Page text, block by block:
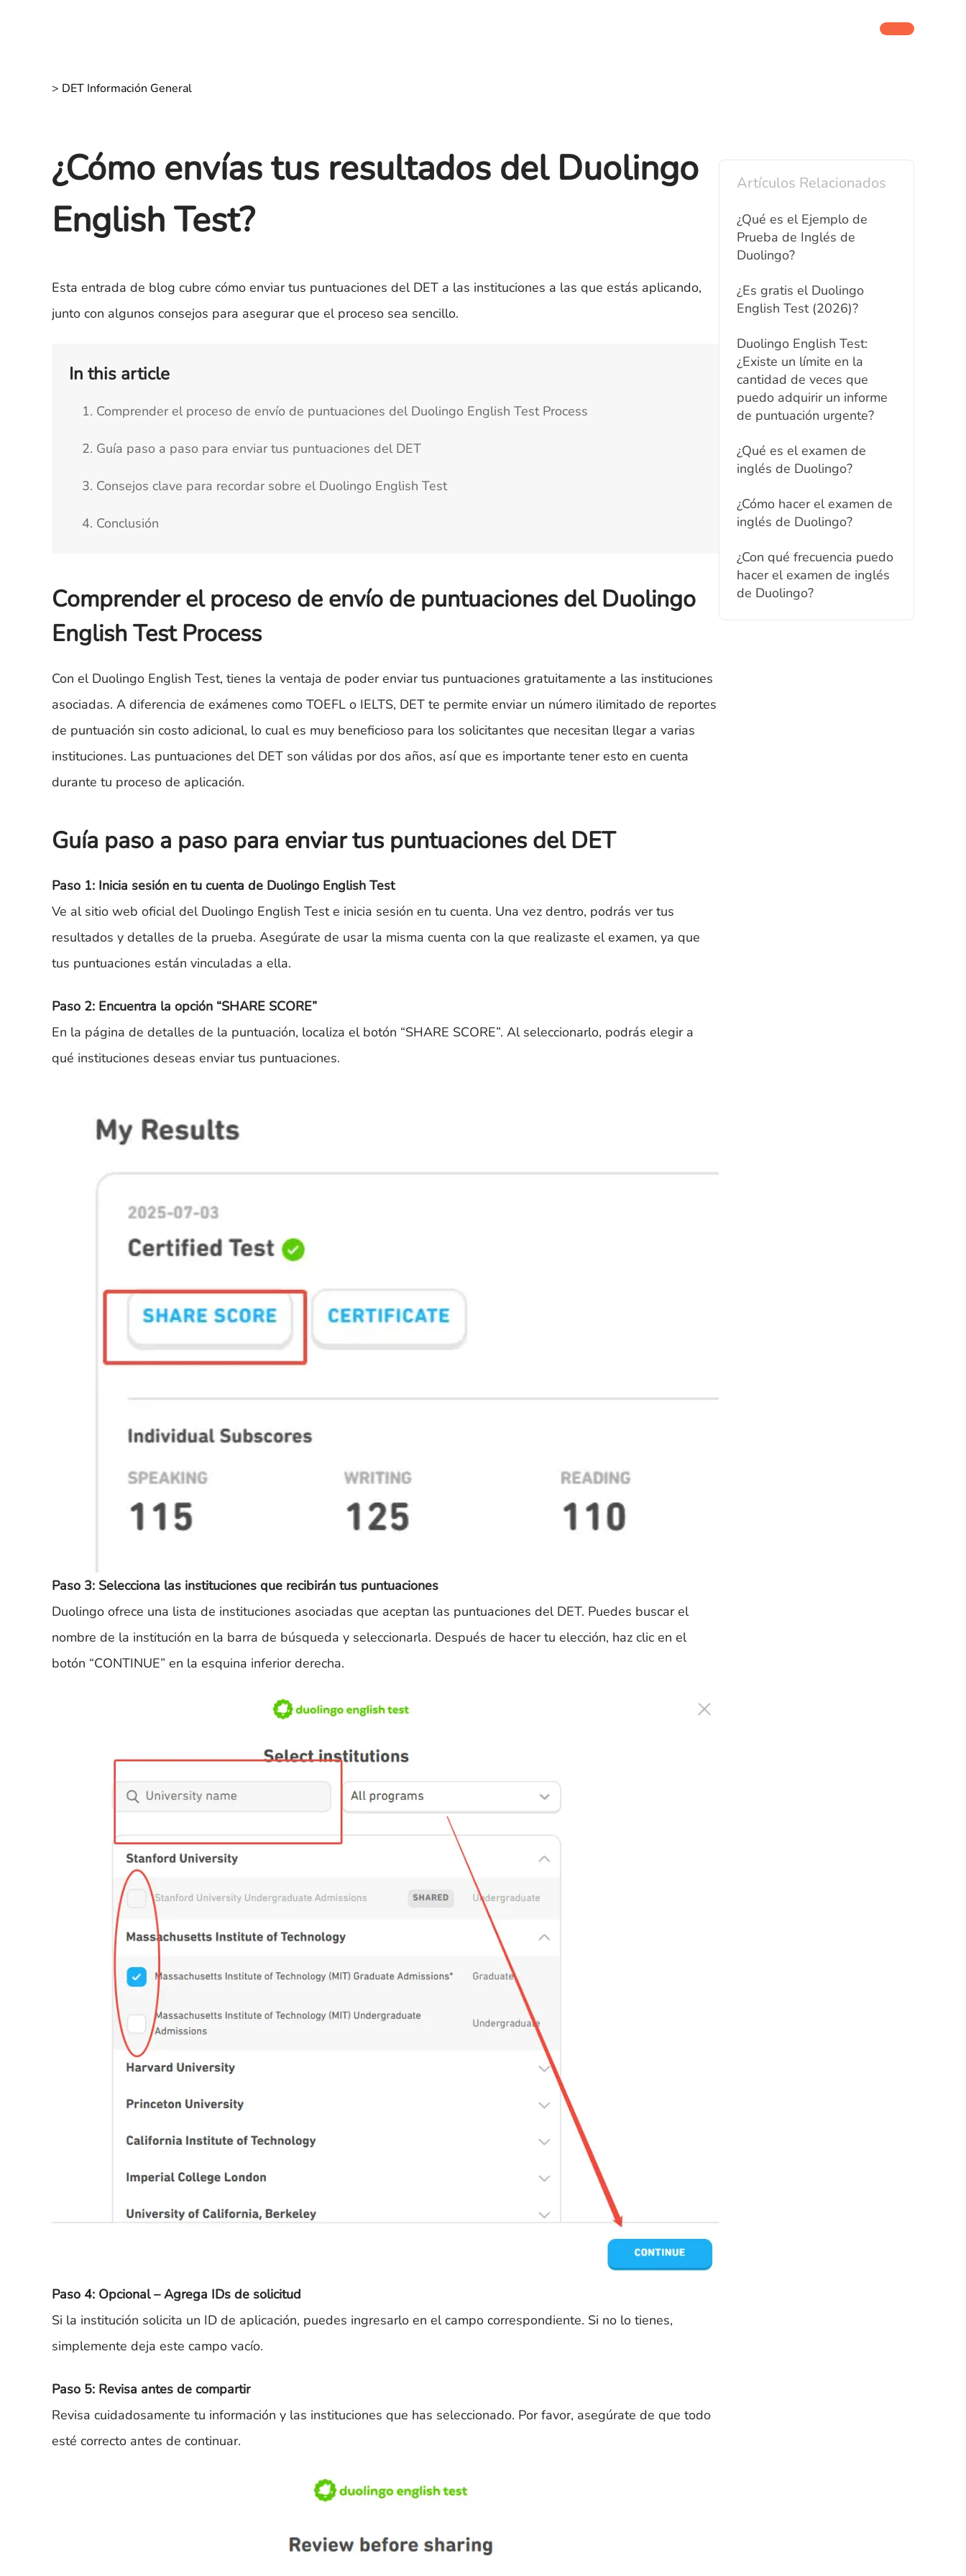
> DET Información General
¿Cómo envías tus resultados del Duolingo
English Test?
Esta entrada de blog cubre cómo enviar tus puntuaciones del DET a las instituciones a las que estás aplicando,
junto con algunos consejos para asegurar que el proceso sea sencillo.
In this article
1. Comprender el proceso de envío de puntuaciones del Duolingo English Test Process
2. Guía paso a paso para enviar tus puntuaciones del DET
3. Consejos clave para recordar sobre el Duolingo English Test
4. Conclusión
Comprender el proceso de envío de puntuaciones del Duolingo
English Test Process
Con el Duolingo English Test, tienes la ventaja de poder enviar tus puntuaciones gratuitamente a las instituciones
asociadas. A diferencia de exámenes como TOEFL o IELTS, DET te permite enviar un número ilimitado de reportes
de puntuación sin costo adicional, lo cual es muy beneficioso para los solicitantes que necesitan llegar a varias
instituciones. Las puntuaciones del DET son válidas por dos años, así que es importante tener esto en cuenta
durante tu proceso de aplicación.
Guía paso a paso para enviar tus puntuaciones del DET
Paso 1: Inicia sesión en tu cuenta de Duolingo English Test
Ve al sitio web oficial del Duolingo English Test e inicia sesión en tu cuenta. Una vez dentro, podrás ver tus
resultados y detalles de la prueba. Asegúrate de usar la misma cuenta con la que realizaste el examen, ya que
tus puntuaciones están vinculadas a ella.
Paso 2: Encuentra la opción “SHARE SCORE”
En la página de detalles de la puntuación, localiza el botón “SHARE SCORE”. Al seleccionarlo, podrás elegir a
qué instituciones deseas enviar tus puntuaciones.
Paso 3: Selecciona las instituciones que recibirán tus puntuaciones
Duolingo ofrece una lista de instituciones asociadas que aceptan las puntuaciones del DET. Puedes buscar el
nombre de la institución en la barra de búsqueda y seleccionarla. Después de hacer tu elección, haz clic en el
botón “CONTINUE” en la esquina inferior derecha.
Paso 4: Opcional – Agrega IDs de solicitud
Si la institución solicita un ID de aplicación, puedes ingresarlo en el campo correspondiente. Si no lo tienes,
simplemente deja este campo vacío.
Paso 5: Revisa antes de compartir
Revisa cuidadosamente tu información y las instituciones que has seleccionado. Por favor, asegúrate de que todo
esté correcto antes de continuar.
Artículos Relacionados
¿Qué es el Ejemplo de
Prueba de Inglés de
Duolingo?
¿Es gratis el Duolingo
English Test (2026)?
Duolingo English Test:
¿Existe un límite en la
cantidad de veces que
puedo adquirir un informe
de puntuación urgente?
¿Qué es el examen de
inglés de Duolingo?
¿Cómo hacer el examen de
inglés de Duolingo?
¿Con qué frecuencia puedo
hacer el examen de inglés
de Duolingo?